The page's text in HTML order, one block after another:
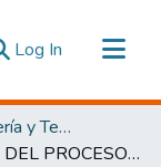
Log In (current)
Facultad de Ingeniería y Tecnologías de la Información y la Comunicación
ANÁLISIS DEL PROCESO DE DESINFECCIÓN DEL AGUA EN LA PLANTA DE POTABILIZACIÓN DEL CANTÓN RUMIÑAHUI PARROQUIA RUMIPAMBA SECTOR LA MOCA Y SU INCIDENCIA EN EL CONSUMO HUMANO.